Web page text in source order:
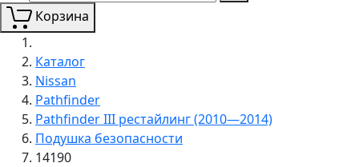
Корзина
Каталог
Nissan
Pathfinder
Pathfinder III рестайлинг (2010—2014)
Подушка безопасности
14190